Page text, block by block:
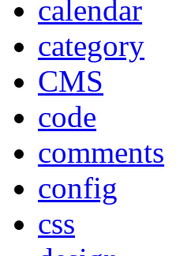
calendar
category
CMS
code
comments
config
css